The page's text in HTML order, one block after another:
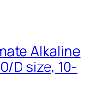
Alkaline
D size, 10-